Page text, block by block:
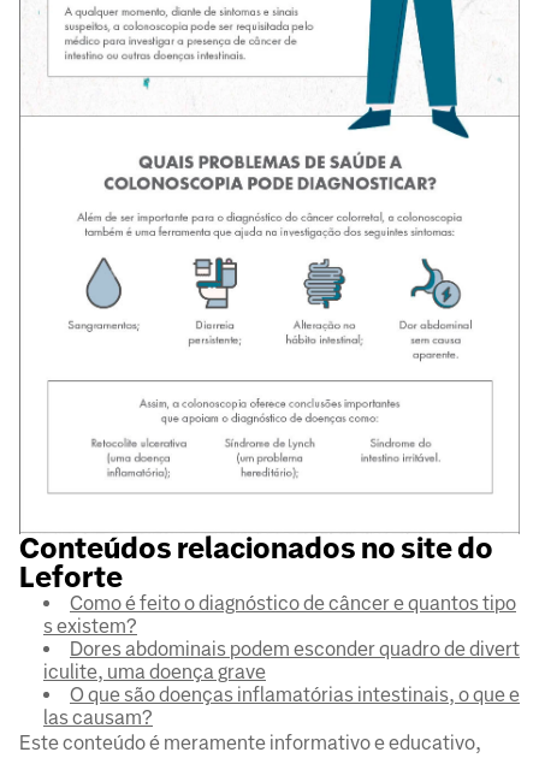
Conteúdos relacionados no site do
Leforte
Como é feito o diagnóstico de câncer e quantos tipo
s existem?
Dores abdominais podem esconder quadro de divert
iculite, uma doença grave
O que são doenças inflamatórias intestinais, o que e
las causam?
Este conteúdo é meramente informativo e educativo,